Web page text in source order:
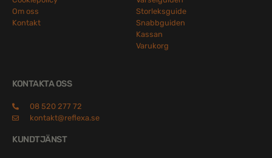
Om oss
Kontakt
Storleksguide
Snabbguiden
Kassan
Varukorg
KONTAKTA OSS
08 520 277 72
kontakt@reflexa.se
KUNDTJÄNST